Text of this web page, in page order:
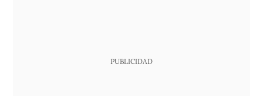
PUBLICIDAD